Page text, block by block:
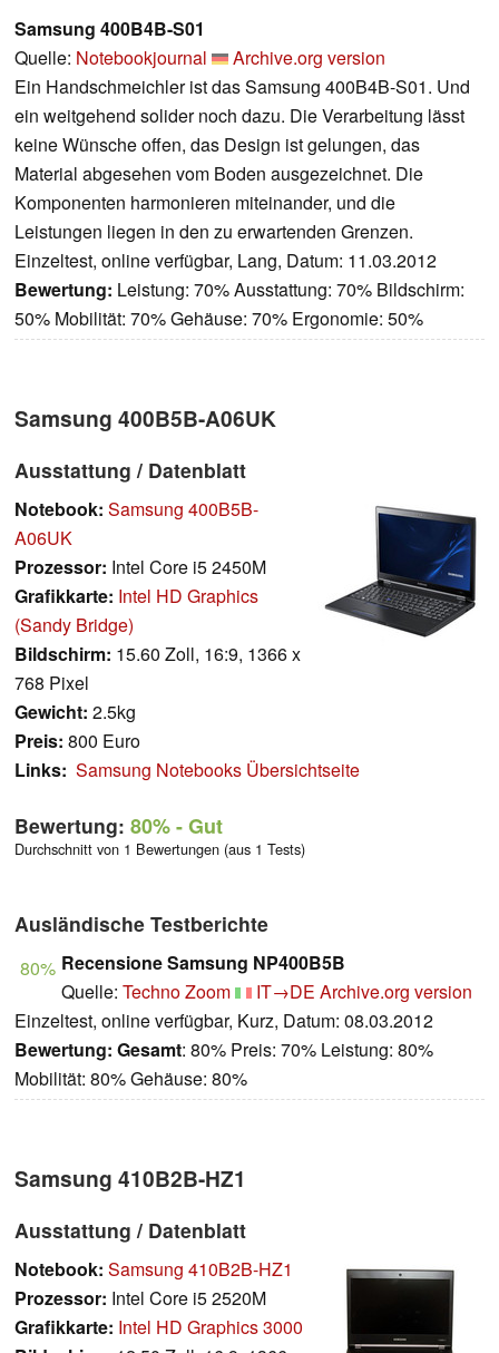
Samsung 400B4B-S01
Quelle: Notebookjournal
Archive.org version
Ein Handschmeichler ist das Samsung 400B4B-S01. Und
ein weitgehend solider noch dazu. Die Verarbeitung lässt
keine Wünsche offen, das Design ist gelungen, das
Material abgesehen vom Boden ausgezeichnet. Die
Komponenten harmonieren miteinander, und die
Leistungen liegen in den zu erwartenden Grenzen.
Einzeltest, online verfügbar, Lang, Datum: 11.03.2012
Bewertung: Leistung: 70% Ausstattung: 70% Bildschirm:
50% Mobilität: 70% Gehäuse: 70% Ergonomie: 50%
Samsung 400B5B-A06UK
Ausstattung / Datenblatt
Notebook: Samsung 400B5B-
A06UK
Prozessor: Intel Core i5 2450M
Grafikkarte: Intel HD Graphics
(Sandy Bridge)
Bildschirm: 15.60 Zoll, 16:9, 1366 x
768 Pixel
Gewicht: 2.5kg
Preis: 800 Euro
Links: Samsung Notebooks Übersichtseite
Bewertung: 80%- Gut
Durchschnitt von 1 Bewertungen (aus 1 Tests)
Ausländische Testberichte
80% Recensione Samsung NP400B5B
Quelle: Techno Zoom IT→DE Archive.org version
Einzeltest, online verfügbar, Kurz, Datum: 08.03.2012
Bewertung: Gesamt: 80% Preis: 70% Leistung: 80%
Mobilität: 80% Gehäuse: 80%
Samsung 410B2B-HZ1
Ausstattung / Datenblatt
Notebook: Samsung 410B2B-HZ1
Prozessor: Intel Core i5 2520M
Grafikkarte: Intel HD Graphics 3000